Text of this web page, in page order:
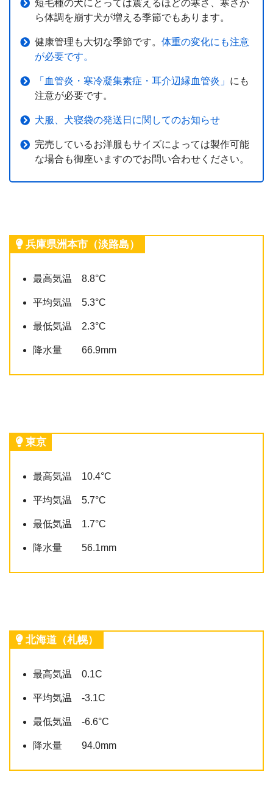
短毛種の犬にとっては震えるほどの寒さ、寒さか
ら体調を崩す犬が増える季節でもあります。
健康管理も大切な季節です。 体重の変化にも注意
が必要です。
「血管炎・寒冷凝集素症・耳介辺縁血管炎」 にも
注意が必要です。
犬服、犬寝袋の発送日に関してのお知らせ
完売しているお洋服もサイズによっては製作可能
な場合も御座いますのでお問い合わせください。
兵庫県洲本市（淡路島）
最高気温 8.8°C
平均気温 5.3°C
最低気温 2.3°C
降水量 66.9mm
東京
最高気温 10.4°C
平均気温 5.7°C
最低気温 1.7°C
降水量 56.1mm
北海道（札幌）
最高気温 0.1C
平均気温 -3.1C
最低気温 -6.6°C
降水量 94.0mm